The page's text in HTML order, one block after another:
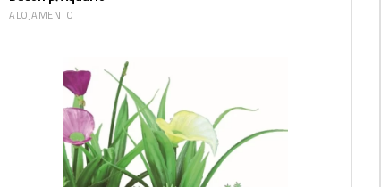
ALOJAMENTO